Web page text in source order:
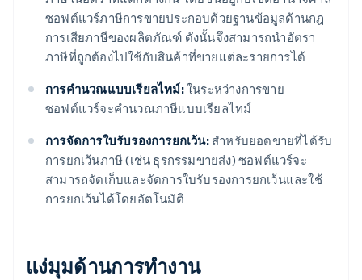
ซอฟต์แวร์ภาษีการขายประกอบด้วยฐานข้อมูลด้านกฎ
การเสียภาษีของผลิตภัณฑ์ ดังนั้นจึงสามารถนําอัตรา
ภาษีที่ถูกต้องไปใช้กับสินค้าที่ขายแต่ละรายการได้
การคํานวณแบบเรียลไทม์:ในระหว่างการขาย
ซอฟต์แวร์จะคํานวณภาษีแบบเรียลไทม์
การจัดการใบรับรองการยกเว้น:สําหรับยอดขายที่ได้รับ
การยกเว้นภาษี (เช่น ธุรกรรมขายส่ง) ซอฟต์แวร์จะ
สามารถจัดเก็บและจัดการใบรับรองการยกเว้นและใช้
การยกเว้นได้โดยอัตโนมัติ
แง่มุมด้านการทํางาน